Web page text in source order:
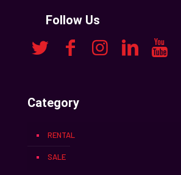
Follow Us
Category
RENTAL
SALE